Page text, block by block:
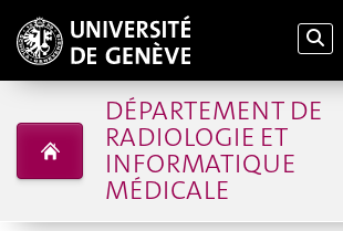
DÉPARTEMENT DE
RADIOLOGIE ET
INFORMATIQUE
MÉDICALE